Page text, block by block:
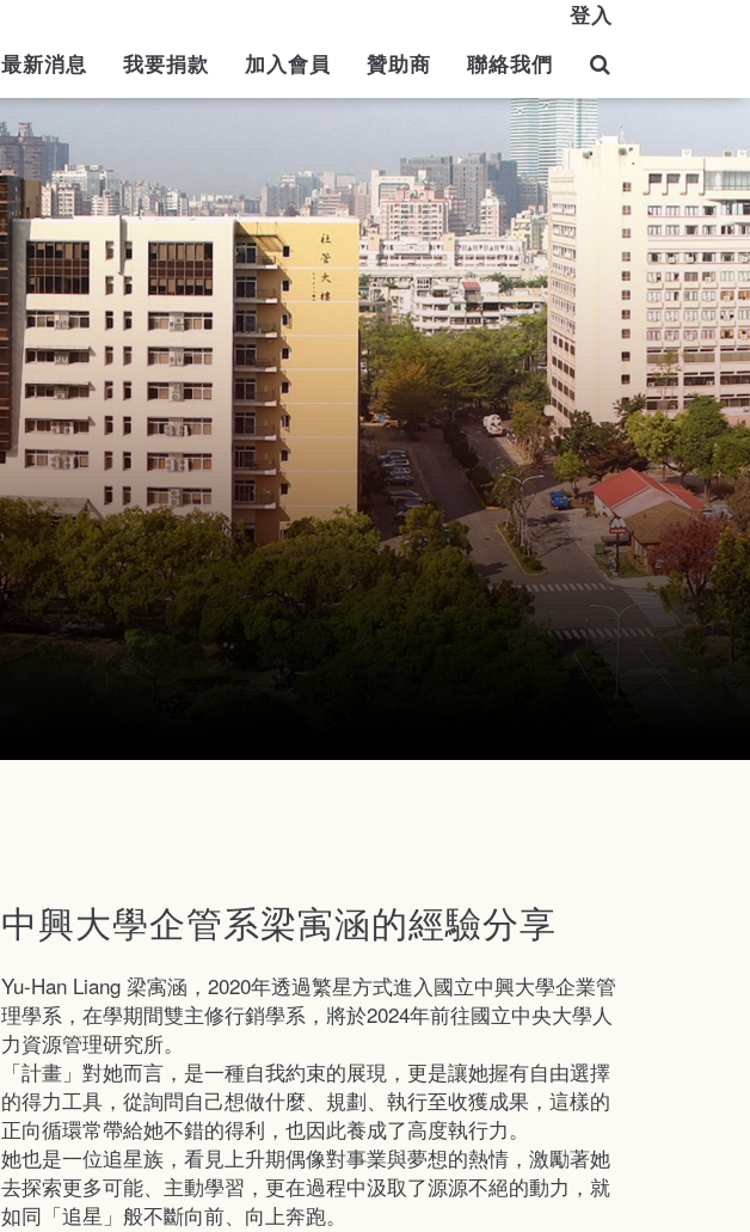
登入
最新消息 我要捐款 加入會員 贊助商 聯絡我們
中興大學企管系梁㝢涵的經驗分享
Yu-Han Liang 梁㝢涵，2020年透過繁星方式進入國立中興大學企業管
理學系，在學期間雙主修行銷學系，將於2024年前往國立中央大學人
力資源管理研究所。
「計畫」對她而言，是一種自我約束的展現，更是讓她握有自由選擇
的得力工具，從詢問自己想做什麼、規劃、執行至收獲成果，這樣的
正向循環常帶給她不錯的得利，也因此養成了高度執行力。
她也是一位追星族，看見上升期偶像對事業與夢想的熱情，激勵著她
去探索更多可能、主動學習，更在過程中汲取了源源不絕的動力，就
如同「追星」般不斷向前、向上奔跑。